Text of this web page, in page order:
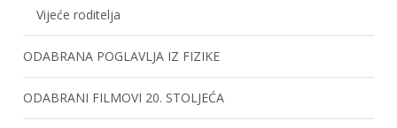
Vijeće roditelja
ODABRANA POGLAVLJA IZ FIZIKE
ODABRANI FILMOVI 20. STOLJEĆA